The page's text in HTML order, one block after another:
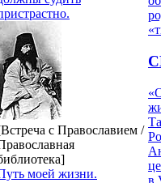
с Православием /
моей жизни.
в